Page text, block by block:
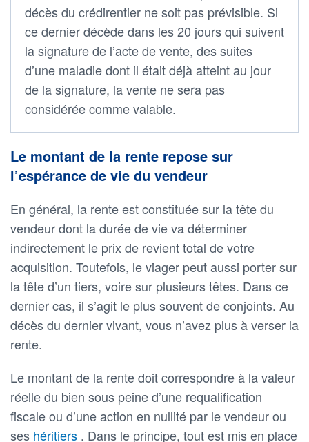
décès du crédirentier ne soit pas prévisible. Si
ce dernier décède dans les 20 jours qui suivent
la signature de l’acte de vente, des suites
d’une maladie dont il était déjà atteint au jour
de la signature, la vente ne sera pas
considérée comme valable.
Le montant de la rente repose sur
l’espérance de vie du vendeur
En général, la rente est constituée sur la tête du
vendeur dont la durée de vie va déterminer
indirectement le prix de revient total de votre
acquisition. Toutefois, le viager peut aussi porter sur
la tête d’un tiers, voire sur plusieurs têtes. Dans ce
dernier cas, il s’agit le plus souvent de conjoints. Au
décès du dernier vivant, vous n’avez plus à verser la
rente.
Le montant de la rente doit correspondre à la valeur
réelle du bien sous peine d’une requalification
fiscale ou d’une action en nullité par le vendeur ou
ses héritiers . Dans le principe, tout est mis en place